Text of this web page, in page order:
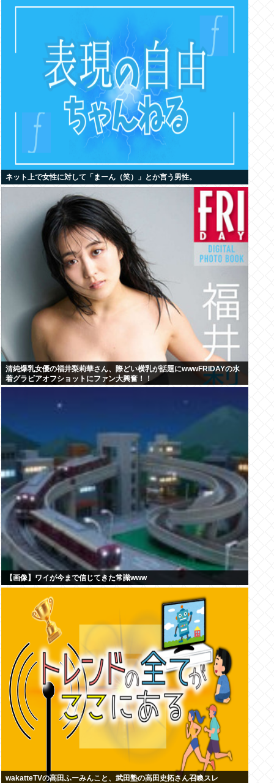
ネット上で女性に対して「まーん（笑）」とか言う男性。
清純爆乳女優の福井梨莉華さん、際どい横乳が話題にwwwFRIDAYの水
着グラビアオフショットにファン大興奮！！
【画像】ワイが今まで信じてきた常識www
wakatteTVの高田ふーみんこと、武田塾の高田史拓さん召喚スレ